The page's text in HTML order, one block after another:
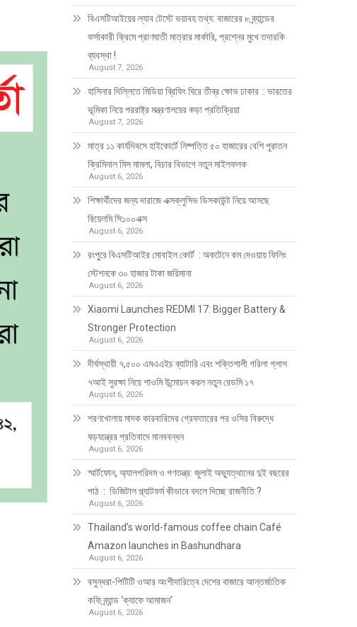
বিএসটিআইয়ের ল্যাব টেস্টে ভয়াবহ তথ্য: বাজারের ৮ ব্র্যান্ডের
ফর্সাকারী ক্রিমে প্রাণঘাতী মাত্রার মার্কারি, প্রশ্নের মুখে তদারকি
ব্যবস্থা !
August 7, 2026
হাসিনার দিল্লিতে মিডিয়া ব্রিফিং ঘিরে তীব্র ক্ষোভ ঢাকার : ভারতের
ভূমিকা নিয়ে পররাষ্ট্র মন্ত্রণালয়ের কড়া প্রতিক্রিয়া
August 7, 2026
মাত্র ১১ কার্যদিবসে হাইকোর্টে নিষ্পত্তি ৫০ হাজারের বেশি পুরাতন
ক্রিমিনাল মিস মামলা, বিচার বিভাগে নতুন মাইলফলক
August 6, 2026
শিক্ষার্থীদের জন্য দারাজে এক্সক্লুসিভ ডিসকাউন্ট নিয়ে আসছে
রিয়েলমি সি১০০এক্স
August 6, 2026
রংপুরে বিএসটিআইর মোবাইল কোর্ট : অকটেনে কম দেওয়ায় ফিলিং
স্টেশনকে ৩০ হাজার টাকা জরিমানা
August 6, 2026
Xiaomi Launches REDMI 17: Bigger Battery &
Stronger Protection
August 6, 2026
দীর্ঘস্থায়ী ৭,৫০০ এমএএইচ ব্যাটারি এবং শক্তিশালী গরিলা গ্লাস
৭আই সুরক্ষা নিয়ে শাওমি উন্মোচন করল নতুন রেডমি ১৭
August 6, 2026
শরণখোলায় মাদক কারবারিদের গ্রেফতারের পর ওসির বিরুদ্ধে
ষড়যন্ত্রের প্রতিবাদে মানববন্ধন
August 6, 2026
স্মার্টফোন, অ্যালগরিদম ও গণতন্ত্র: জুলাই অভ্যুত্থানের দুই বছরের
পাঠ : ডিজিটাল প্ল্যাটফর্ম কীভাবে বদলে দিচ্ছে রাজনীতি ?
August 6, 2026
Thailand’s world-famous coffee chain Café
Amazon launches in Bashundhara
August 6, 2026
বসুন্ধরা-পিটিটি ওআর অংশীদারিত্বে দেশের বাজারে আন্তর্জাতিক
কফি ব্র্যান্ড ‘ক্যাফে আমাজন’
August 6, 2026